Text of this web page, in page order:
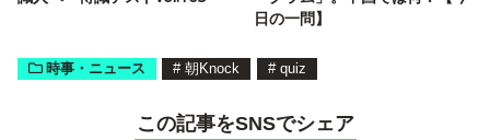
日の一問】
時事・ニュース # 朝Knock # quiz
この記事をSNSでシェア